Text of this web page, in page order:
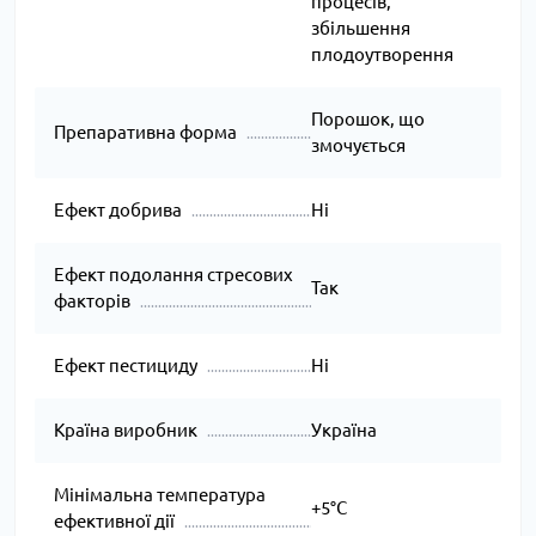
збільшення
плодоутворення
Препаративна форма
Порошок, що
змочується
Ефект добрива Ні
Ефект подолання стресових
факторів
Так
Ефект пестициду Ні
Країна виробник Україна
Мінімальна температура
ефективної дії
+5°C